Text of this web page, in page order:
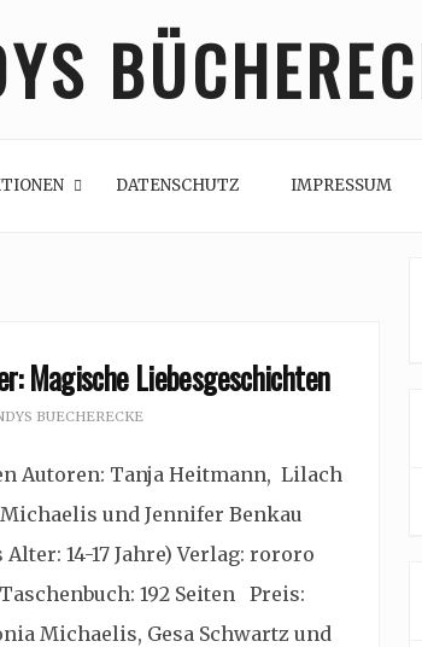
DATENSCHUTZ IMPRESSUM
Magische Liebesgeschichten
BUECHERECKE
Autoren: Tanja Heitmann, Lilach
und Jennifer Benkau
14-17 Jahre) Verlag: rororo
192 Seiten Preis:
Michaelis, Gesa Schwartz und